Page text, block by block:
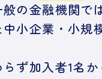
の金融機関で
小企業・小規
ず加入者1名